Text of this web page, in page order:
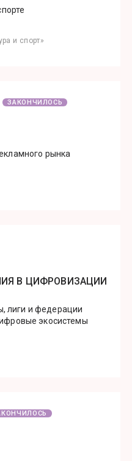
и спорт»
ЗАКОНЧИЛОСЬ
рынка
В ЦИФРОВИЗАЦИИ
лиги и федерации
экосистемы